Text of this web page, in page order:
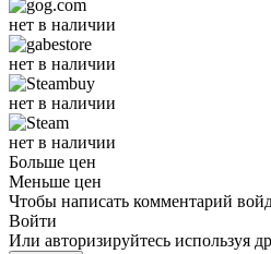
нет в наличии
нет в наличии
нет в наличии
нет в наличии
Больше цен
Меньше цен
Чтобы написать комментарий
Войти
Или авторизируйтесь используя